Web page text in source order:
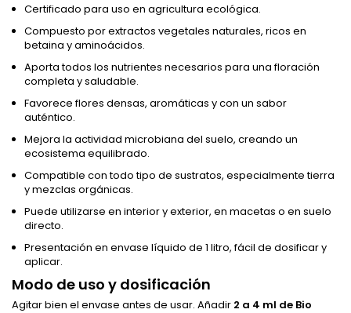
Certificado para uso en agricultura ecológica.
Compuesto por extractos vegetales naturales, ricos en
betaina y aminoácidos.
Aporta todos los nutrientes necesarios para una floración
completa y saludable.
Favorece flores densas, aromáticas y con un sabor
auténtico.
Mejora la actividad microbiana del suelo, creando un
ecosistema equilibrado.
Compatible con todo tipo de sustratos, especialmente tierra
y mezclas orgánicas.
Puede utilizarse en interior y exterior, en macetas o en suelo
directo.
Presentación en envase líquido de 1 litro, fácil de dosificar y
aplicar.
Modo de uso y dosificación
Agitar bien el envase antes de usar. Añadir 2 a 4 ml de Bio